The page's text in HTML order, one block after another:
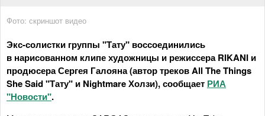
Фото: скриншот видео
Экс-солистки группы "Тату" воссоединились
в нарисованном клипе художницы и режиссера RIKANI и
продюсера Сергея Галояна (автор треков All The Things
She Said "Тату" и Nightmare Холзи), сообщает РИА
"Новости".